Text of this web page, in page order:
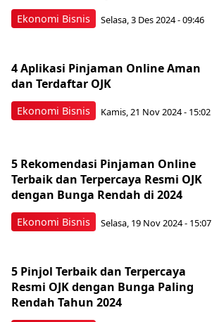
Ekonomi Bisnis Selasa, 3 Des 2024 - 09:46
Ekonomi Bisnis
4 Aplikasi Pinjaman Online Aman
dan Terdaftar OJK
Kamis, 21 Nov 2024 - 15:02
Ekonomi Bisnis
5 Rekomendasi Pinjaman Online
Terbaik dan Terpercaya Resmi OJK
dengan Bunga Rendah di 2024
Selasa, 19 Nov 2024 - 15:07
5 Pinjol Terbaik dan Terpercaya
Resmi OJK dengan Bunga Paling
Rendah Tahun 2024